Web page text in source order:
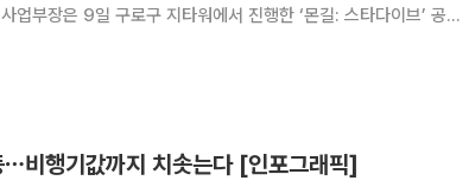
는 이다행
비행기값까지 치솟는다 [인포그래픽]